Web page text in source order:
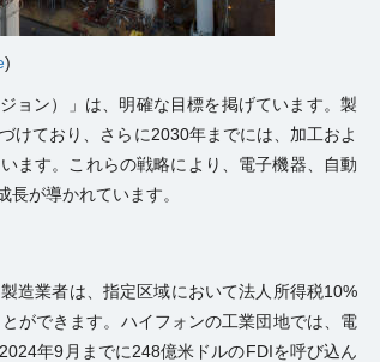
)
ョン）」は、明確な目標を掲げています。製
けており、さらに2030年までには、加工およ
ます。これらの戦略により、電子機器、自動
が導かれています。
造業者は、指定区域において法人所得税10%
ができます。ハイフォンの工業団地では、電
年9月までに248億米ドルのFDIを呼び込ん